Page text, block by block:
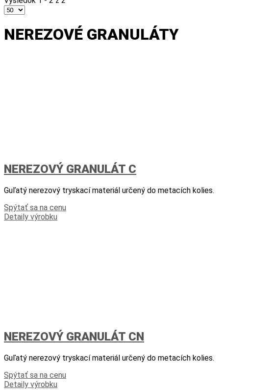
NEREZOVÉ GRANULÁTY
NEREZOVÝ GRANULÁT C
Guľatý nerezový tryskací materiál určený do metacích kolies.
Spýtať sa na cenu
Detaily výrobku
NEREZOVÝ GRANULÁT CN
Guľatý nerezový tryskací materiál určený do metacích kolies.
Spýtať sa na cenu
Detaily výrobku